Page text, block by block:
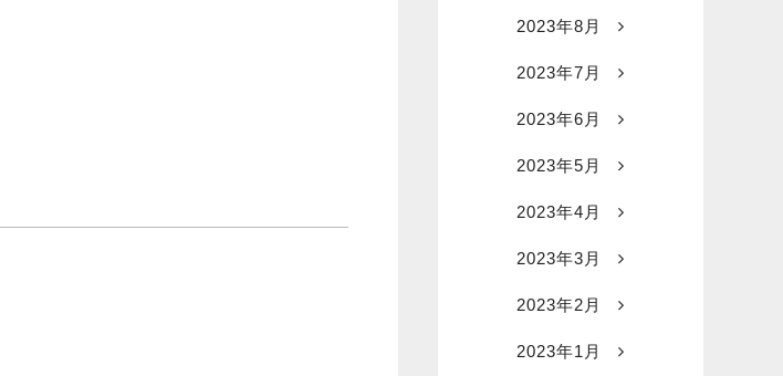
2023年8月
2023年7月
2023年6月
2023年5月
2023年4月
2023年3月
2023年2月
2023年1月